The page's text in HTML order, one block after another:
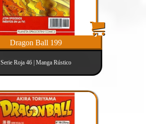
Dragon Ball 199
Serie Roja 46 | Manga Rústico